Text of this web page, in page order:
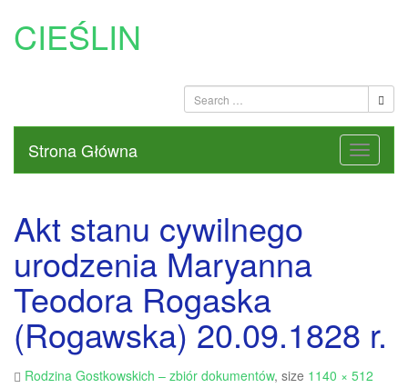
CIEŚLIN
Strona Główna
Akt stanu cywilnego
urodzenia Maryanna
Teodora Rogaska
(Rogawska) 20.09.1828 r.
Rodzina Gostkowskich – zbiór dokumentów, size 1140 × 512